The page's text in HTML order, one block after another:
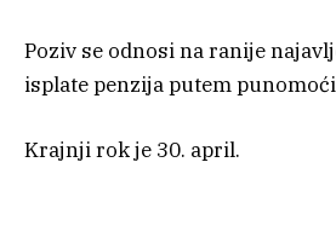
Poziv se odnosi na ranije
isplate penzija putem
Krajnji rok je 30. april.